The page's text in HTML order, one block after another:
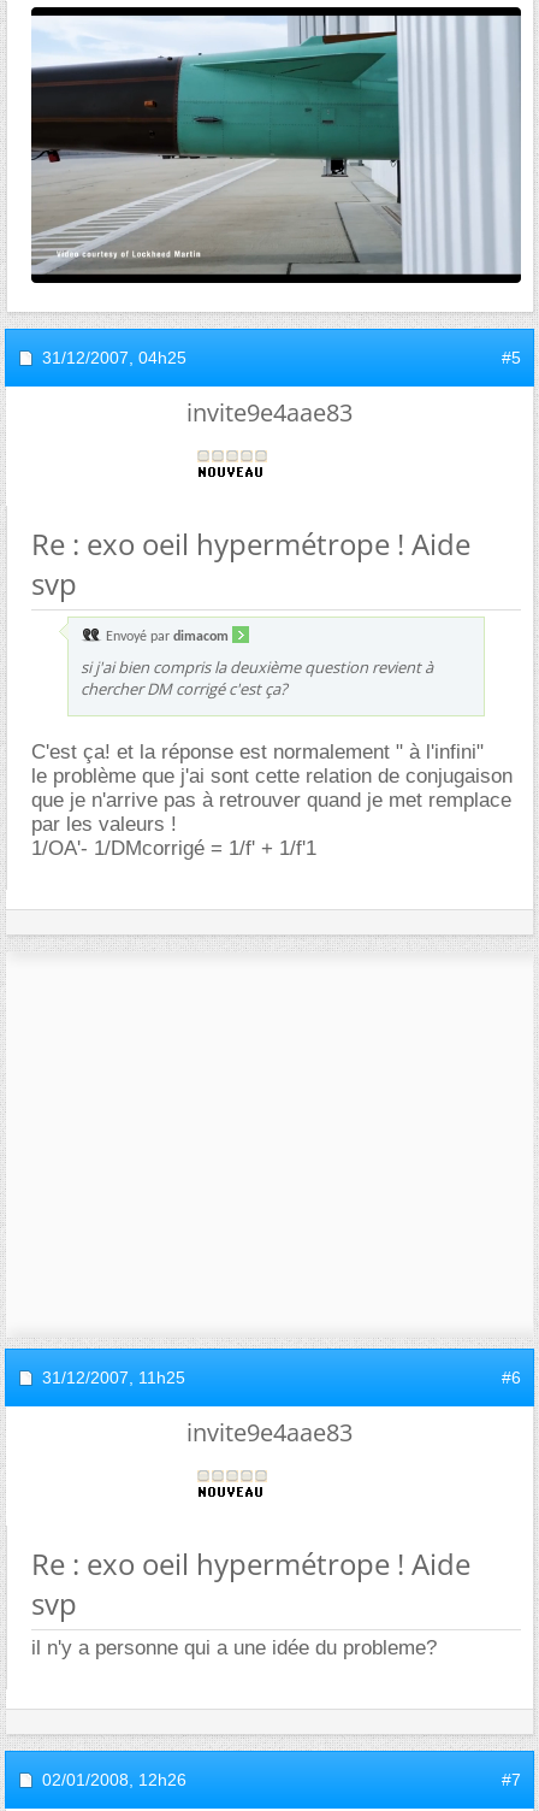
31/12/2007, 04h25 #5
invite9e4aae83
Re : exo oeil hypermétrope ! Aide
svp
Envoyé par dimacom
si j'ai bien compris la deuxième question revient à
chercher DM corrigé c'est ça?
C'est ça! et la réponse est normalement " à l'infini"
le problème que j'ai sont cette relation de conjugaison
que je n'arrive pas à retrouver quand je met remplace
par les valeurs !
1/OA'- 1/DMcorrigé = 1/f' + 1/f'1
31/12/2007, 11h25 #6
invite9e4aae83
Re : exo oeil hypermétrope ! Aide
svp
il n'y a personne qui a une idée du probleme?
02/01/2008, 12h26 #7